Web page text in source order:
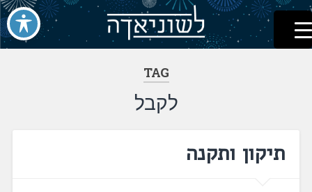
דלג
לתוכן
לשוניאדה
עברית. לשון. שפה
TAG
לקבל
תיקון ותקנה